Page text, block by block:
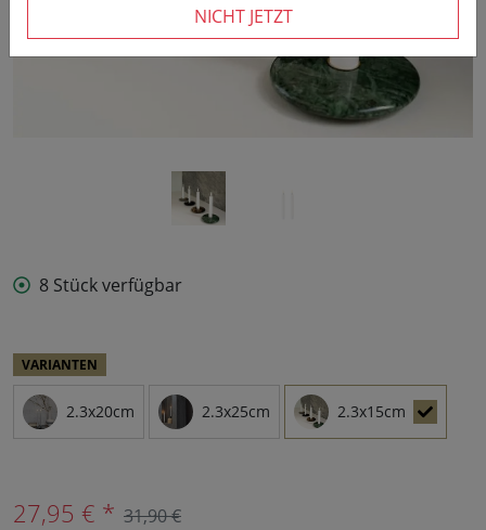
8 Stück verfügbar
VARIANTEN
2.3x20cm 2.3x25cm 2.3x15cm
27,95 € * 31,90 €
NICHT JETZT